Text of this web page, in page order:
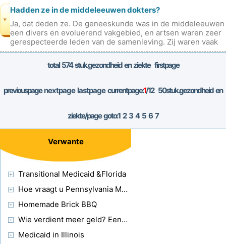
*
Hadden ze in de middeleeuwen dokters?
Ja, dat deden ze. De geneeskunde was in de middeleeuwen
een divers en evoluerend vakgebied, en artsen waren zeer
gerespecteerde leden van de samenleving. Zij waren vaak
hoogopgeleid en maakt
total574stuk.gezondheid en ziekte firstpage
previouspagenextpage lastpagecurrentpage:1/12 50stuk.gezondheid en
ziekte/page goto:1 2 3 4 5 6 7
Verwante
Transitional Medicaid &Florida
Hoe vraagt ​​u Pennsylvania Medicaid
Homemade Brick BBQ
Wie verdient meer geld? Een dierenarts-cardioloog of software-ingenieur?
Medicaid in Illinois